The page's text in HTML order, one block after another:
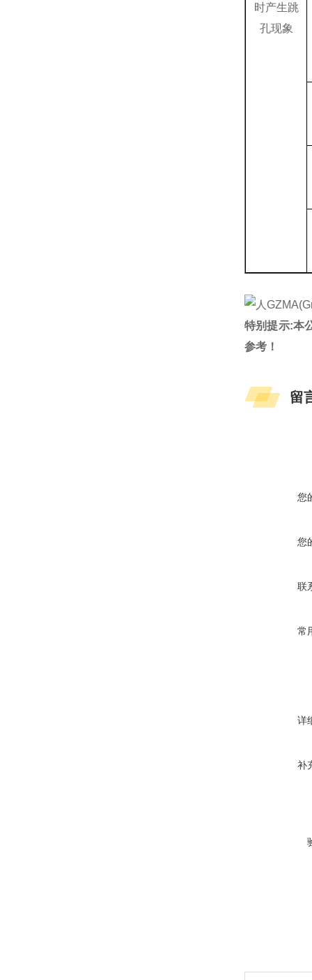
时产生跳
孔现象
特别提示:本
参考！
留
您
您
联
常
详
补